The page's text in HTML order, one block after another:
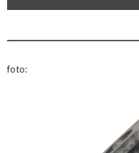
foto: